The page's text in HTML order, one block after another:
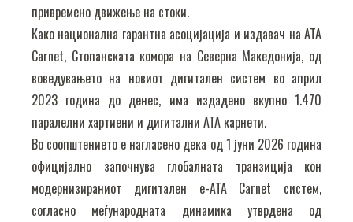
привремено движење на стоки.
Како национална гарантна асоцијација и издавач на ATA
Carnet, Стопанската комора на Северна Македонија, од
воведувањето на новиот дигитален систем во април
2023 година до денес, има издадено вкупно 1.470
паралелни хартиени и дигитални АТА карнети.
Во соопштението е нагласено дека од 1 јуни 2026 година
официјално започнува глобалната транзиција кон
модернизираниот дигитален е-ATA Carnet систем,
согласно меѓународната динамика утврдена од